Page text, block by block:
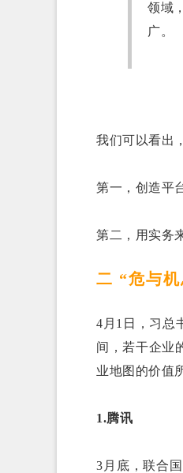
领域
广。
我们可以看出
第一，创造平
第二，用实务
二 “危与
4月1日，习总
间，若干企业
业地图的价值
1.腾讯
3月底，联合